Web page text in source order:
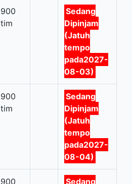
900
tim
Sedang
Dipinjam
(Jatuh
tempo
pada2027-
08-03)
900
tim
Sedang
Dipinjam
(Jatuh
tempo
pada2027-
08-04)
900 Sedang